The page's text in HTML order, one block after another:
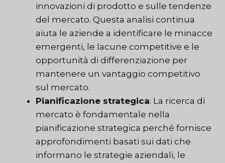
innovazioni di prodotto e sulle tendenze
del mercato. Questa analisi continua
aiuta le aziende a identificare le minacce
emergenti, le lacune competitive e le
opportunità di differenziazione per
mantenere un vantaggio competitivo
sul mercato.
Pianificazione strategica: La ricerca di
mercato è fondamentale nella
pianificazione strategica perché fornisce
approfondimenti basati sui dati che
informano le strategie aziendali, le